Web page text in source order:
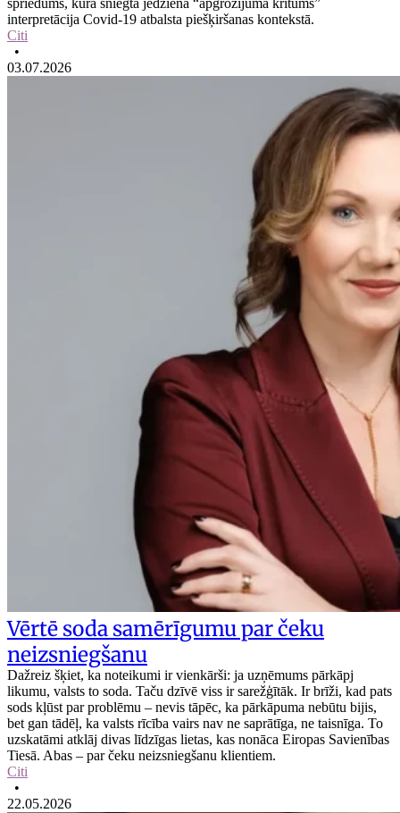
spriedums, kurā sniegta jēdziena “apgrozījuma kritums”
interpretācija Covid-19 atbalsta piešķiršanas kontekstā.
Citi
•
03.07.2026
Vērtē soda samērīgumu par čeku
neizsniegšanu
Dažreiz šķiet, ka noteikumi ir vienkārši: ja uzņēmums pārkāpj
likumu, valsts to soda. Taču dzīvē viss ir sarežģītāk. Ir brīži, kad pats
sods kļūst par problēmu – nevis tāpēc, ka pārkāpuma nebūtu bijis,
bet gan tādēļ, ka valsts rīcība vairs nav ne saprātīga, ne taisnīga. To
uzskatāmi atklāj divas līdzīgas lietas, kas nonāca Eiropas Savienības
Tiesā. Abas – par čeku neizsniegšanu klientiem.
Citi
•
22.05.2026